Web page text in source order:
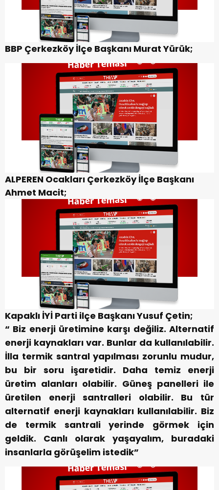
BBP Çerkezköy İlçe Başkanı Murat Yürük;
ALPEREN Ocakları Çerkezköy İlçe Başkanı
Ahmet Macit;
Kapaklı İYİ Parti ilçe Başkanı Yusuf Çetin;
“ Biz enerji üretimine karşı değiliz. Alternatif
enerji kaynakları var. Bunlar da kullanılabilir.
İlla termik santral yapılması zorunlu mudur,
bu bir soru işaretidir. Daha temiz enerji
üretim alanları olabilir. Güneş panelleri ile
üretilen enerji santralleri olabilir. Bu tür
alternatif enerji kaynakları kullanılabilir. Biz
de termik santrali yerinde görmek için
geldik. Canlı olarak yaşayalım, buradaki
insanlarla görüşelim istedik”